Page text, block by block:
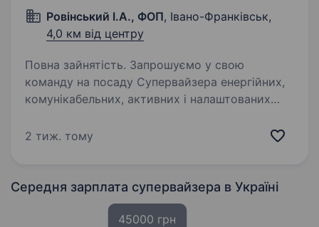
Ровінський І.А., ФОП, Івано-Франківськ,
4,0 км від центру
Повна зайнятість. Запрошуємо у свою
команду на посаду Супервайзера енергійних,
комунікабельних, активних і налаштованих
Постановка задач і контроль роботи торгових
2 тиж. тому
Середня зарплата супервайзера в Україні
45000 грн